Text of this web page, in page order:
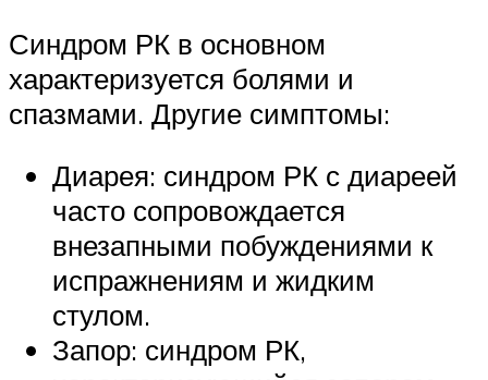
Синдром РК в основном
характеризуется болями и
спазмами. Другие симптомы:
Диарея: синдром РК с диареей
часто сопровождается
внезапными побуждениями к
испражнениям и жидким
стулом.
Запор: синдром РК,